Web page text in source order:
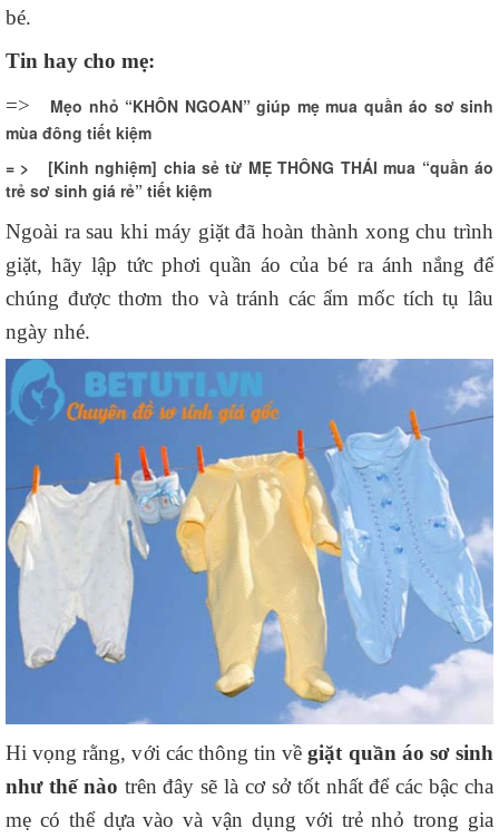
bé.
Tin hay cho mẹ:
=>
Mẹo nhỏ “KHÔN NGOAN” giúp mẹ mua quần áo sơ sinh
mùa đông tiết kiệm
= >
[Kinh nghiệm] chia sẻ từ MẸ THÔNG THÁI mua “quần áo
trẻ sơ sinh giá rẻ” tiết kiệm
Ngoài ra sau khi máy giặt đã hoàn thành xong chu trình
giặt, hãy lập tức phơi quần áo của bé ra ánh nắng để
chúng được thơm tho và tránh các ẩm mốc tích tụ lâu
ngày nhé.
Hi vọng rằng, với các thông tin vềgiặt quần áo sơ sinh
như thế nào trên đây sẽ là cơ sở tốt nhất để các bậc cha
mẹ có thể dựa vào và vận dụng với trẻ nhỏ trong gia